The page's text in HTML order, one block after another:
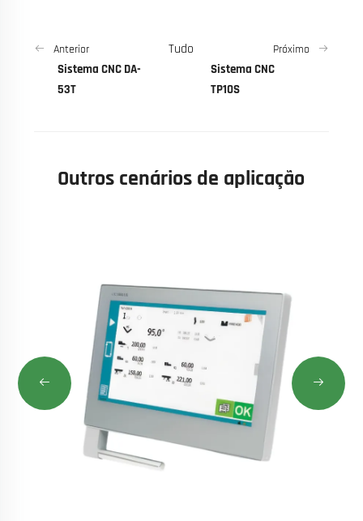
Anterior
Sistema CNC DA-
53T
Tudo Próximo
Sistema CNC
TP10S
Outros cenários de aplicação